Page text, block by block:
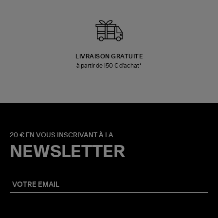
LIVRAISON GRATUITE
à partir de 150 € d'achat*
20 € EN VOUS INSCRIVANT À LA
NEWSLETTER